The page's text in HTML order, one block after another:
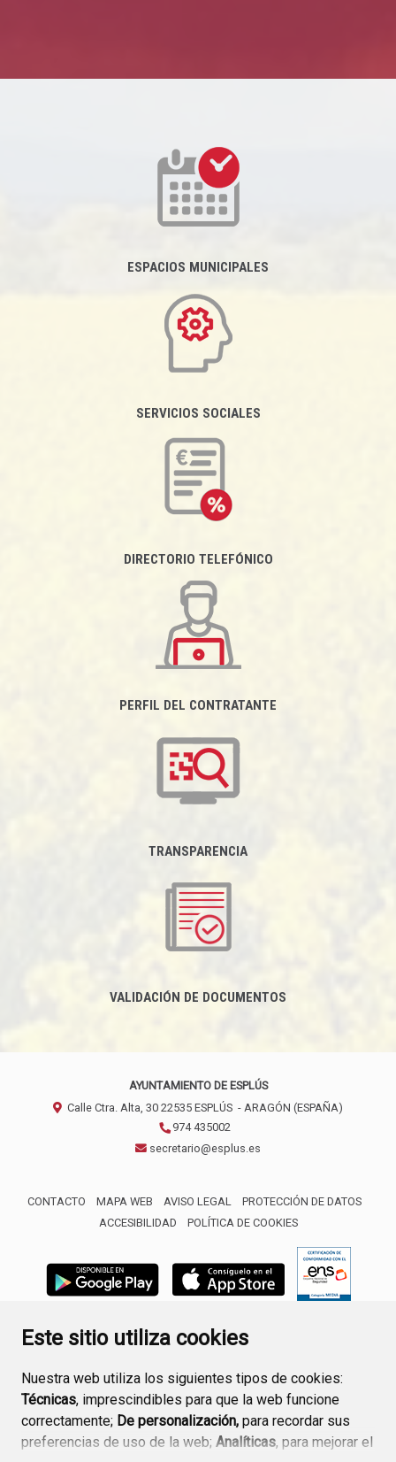
Este sitio utiliza cookies
Nuestra web utiliza los siguientes tipos de cookies:
Técnicas, imprescindibles para que la web funcione
correctamente; De personalización, para recordar sus
preferencias de uso de la web; Analíticas, para mejorar el
ESPACIOS MUNICIPALES
SERVICIOS SOCIALES
DIRECTORIO TELEFÓNICO
PERFIL DEL CONTRATANTE
TRANSPARENCIA
VALIDACIÓN DE DOCUMENTOS
AYUNTAMIENTO DE ESPLÚS
Calle Ctra. Alta, 30 22535 ESPLÚS - ARAGÓN (ESPAÑA)
974 435002
secretario@esplus.es
CONTACTO MAPA WEB AVISO LEGAL
PROTECCIÓN DE DATOS
ACCESIBILIDAD
POLÍTICA DE COOKIES